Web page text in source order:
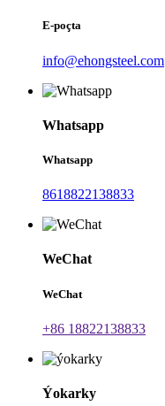
E-poçta
info@ehongsteel.com
Whatsapp
Whatsapp
8618822138833
WeChat
WeChat
+86 18822138833
Ýokarky